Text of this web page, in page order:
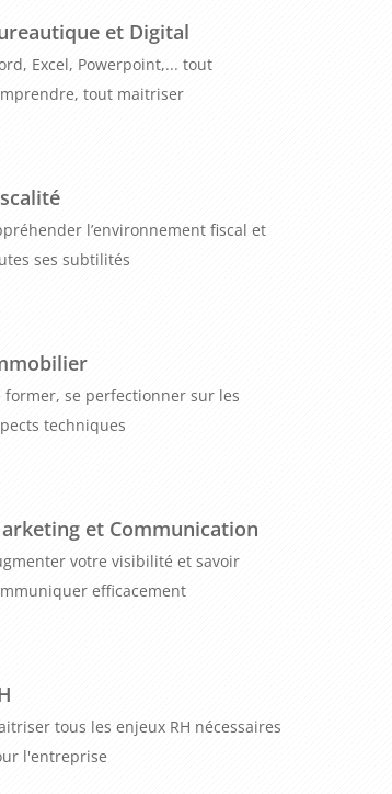
et Digital
Excel, Powerpoint,... tout
tout maitriser
l’environnement fiscal et
ses subtilités
former, se perfectionner sur les
techniques
et Communication
votre visibilité et savoir
efficacement
tous les enjeux RH nécessaires
l'entreprise